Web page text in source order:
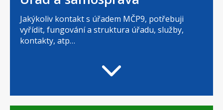
Jakýkoliv kontakt s úřadem MČP9, potřebuji
vyřídit, fungování a struktura úřadu, služby,
kontakty, atp…